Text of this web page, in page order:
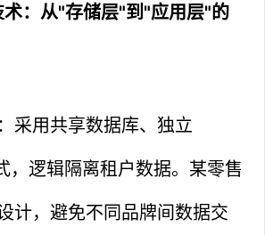
：从"存储层"到"应用层"的
采用共享数据库、独立
，逻辑隔离租户数据。某零售
计，避免不同品牌间数据交